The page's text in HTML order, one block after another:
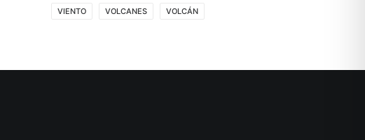
VIENTO VOLCANES VOLCÁN